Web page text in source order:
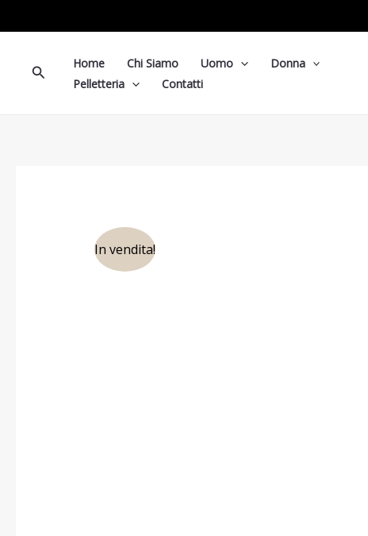
al
Cerca Home Chi Siamo Uomo
Donna
Pelletteria
Contatti
In vendita!